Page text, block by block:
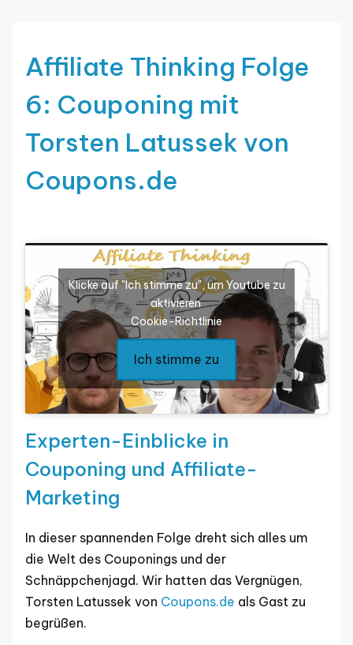
Affiliate Thinking Folge
6: Couponing mit
Torsten Latussek von
Coupons.de
Klicke auf "Ich stimme zu", um Youtube zu
aktivieren
Cookie-Richtlinie
Ich stimme zu
Experten-Einblicke in
Couponing und Affiliate-
Marketing
In dieser spannenden Folge dreht sich alles um
die Welt des Couponings und der
Schnäppchenjagd. Wir hatten das Vergnügen,
Torsten Latussek von Coupons.de als Gast zu
begrüßen.